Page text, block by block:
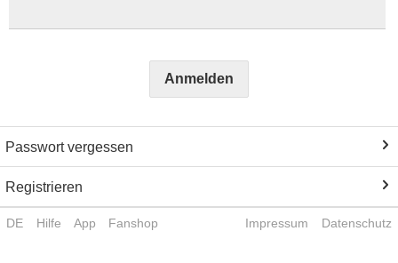
Anmelden
Passwort vergessen
Registrieren
DE Hilfe App Fanshop Impressum Datenschutz